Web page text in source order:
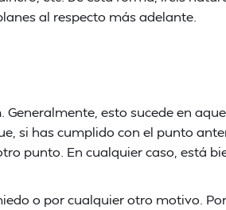
al respecto más adelante.
. Generalmente, esto sucede en
si has cumplido con el punto
punto. En cualquier caso, está
o por cualquier otro motivo.